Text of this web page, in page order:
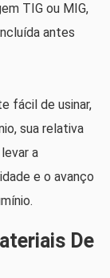
TIG ou MIG,
antes
fácil de usinar,
sua relativa
a
e o avanço
De